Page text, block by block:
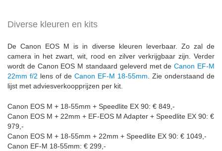
Diverse kleuren en kits
De Canon EOS M is in diverse kleuren leverbaar. Zo zal de
camera in het zwart, wit, rood en zilver verkrijgbaar zijn. Verder
wordt de Canon EOS M standaard geleverd met deCanon EF-M
22mm f/2 lens of de Canon EF-M 18-55mm. Zie onderstaand de
lijst met adviesverkoopprijzen per kit.
Canon EOS M + 18-55mm + Speedlite EX 90: € 849,-
Canon EOS M + 22mm + EF-EOS M Adapter + Speedlite EX 90: €
979,-
Canon EOS M + 18-55mm + 22mm + Speedlite EX 90: € 1049,-
Canon EF-M 18-55mm: € 299,-